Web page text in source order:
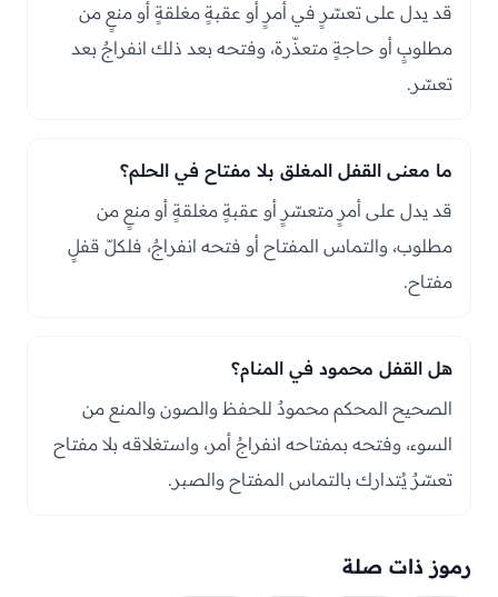
قد يدل على تعسّرٍ في أمرٍ أو عقبةٍ مغلقةٍ أو منعٍ من
مطلوبٍ أو حاجةٍ متعذّرة، وفتحه بعد ذلك انفراجٌ بعد
تعسّر.
ما معنى القفل المغلق بلا مفتاح في الحلم؟
قد يدل على أمرٍ متعسّرٍ أو عقبةٍ مغلقةٍ أو منعٍ من
مطلوب، والتماس المفتاح أو فتحه انفراجٌ، فلكلّ قفلٍ
مفتاح.
هل القفل محمود في المنام؟
الصحيح المحكم محمودٌ للحفظ والصون والمنع من
السوء، وفتحه بمفتاحه انفراجُ أمر، واستغلاقه بلا مفتاح
تعسّرٌ يُتدارك بالتماس المفتاح والصبر.
رموز ذات صلة